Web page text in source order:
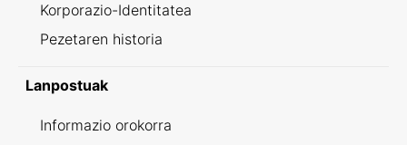
Korporazio-Identitatea
Pezetaren historia
Lanpostuak
Informazio orokorra